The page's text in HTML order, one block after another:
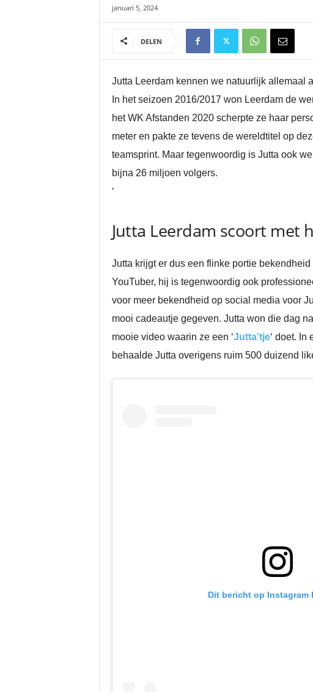
januari 5, 2024
DELEN
Jutta Leerdam kennen we natuurlijk allemaal
In het seizoen 2016/2017 won Leerdam de
het WK Afstanden 2020 scherpte ze haar
meter en pakte ze tevens de wereldtitel op
teamsprint. Maar tegenwoordig is Jutta ook
bijna 26 miljoen volgers.
‘
Jutta Leerdam scoort met
Jutta krijgt er dus een flinke portie
YouTuber, hij is tegenwoordig ook
voor meer bekendheid op social media voor
mooi cadeautje gegeven. Jutta won die dag
mooie video waarin ze een ‘Jutta’tje‘ doet. In
behaalde Jutta overigens ruim 500 duizend
Dit bericht op Instagram